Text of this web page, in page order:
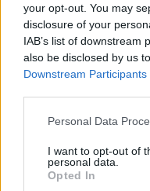
your opt-out. You may
disclosure of your
IAB’s list of downstream
also be disclosed by us
Downstream Participants
Please note that this
not limited to your visit
grant or deny consent to
use your data for below
Personal Data
I want to opt-out of
personal data.
Opted In
Στη νέα μελέτη του
ομάδα ερευνητών
τα τελευταία 50
μπορεί να είναι
πιστευόταν, ίσως
Όταν οι συν-
Σουρόβελ και